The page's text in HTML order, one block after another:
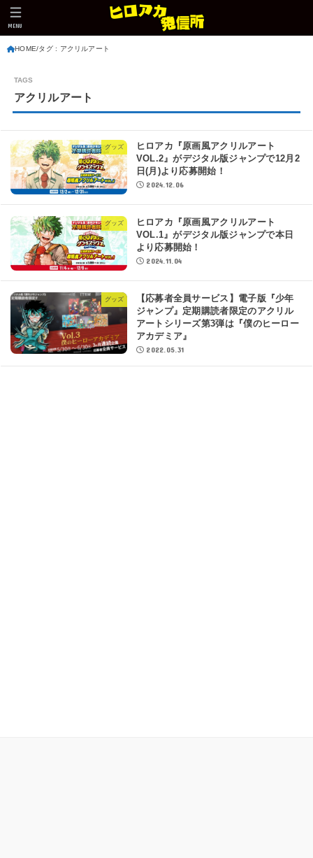
MENU
HOME タグ : アクリルアート
アクリルアート
グッズ
ヒロアカ『原画風アクリルアート
VOL.2』がデジタル版ジャンプで12月2
日(月)より応募開始！
2024.12.06
グッズ
ヒロアカ『原画風アクリルアート
VOL.1』がデジタル版ジャンプで本日
より応募開始！
2024.11.04
グッズ
【応募者全員サービス】電子版『少年
ジャンプ』定期購読者限定のアクリル
アートシリーズ第3弾は『僕のヒーロー
アカデミア』
2022.05.31